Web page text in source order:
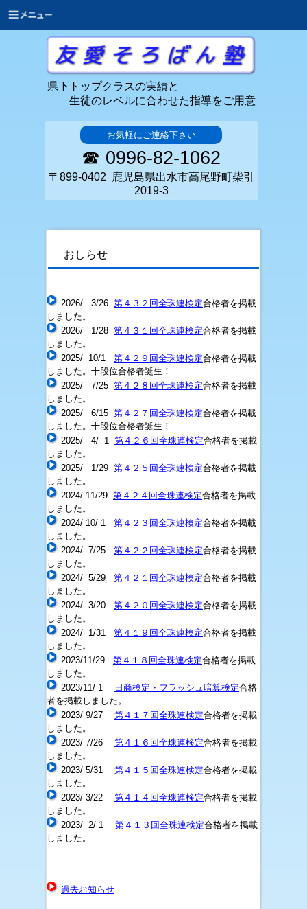
県下トップクラスの実績と
生徒のレベルに合わせた指導をご用意
お気軽にご連絡下さい
☎ 0996-82-1062
〒899-0402 鹿児島県出水市高尾野町柴引
2019-3
おしらせ
2026/ 3/26 第４３２回全珠連検定合格者を掲載
しました。
2026/ 1/28 第４３１回全珠連検定合格者を掲載
しました。
2025/ 10/1 第４２９回全珠連検定合格者を掲載
しました。十段位合格者誕生！
2025/ 7/25 第４２８回全珠連検定合格者を掲載
しました。
2025/ 6/15 第４２７回全珠連検定合格者を掲載
しました。十段位合格者誕生！
2025/ 4/ 1 第４２６回全珠連検定合格者を掲載
しました。
2025/ 1/29 第４２５回全珠連検定合格者を掲載
しました。
2024/ 11/29 第４２４回全珠連検定合格者を掲載
しました。
2024/ 10/ 1 第４２３回全珠連検定合格者を掲載
しました。
2024/ 7/25 第４２２回全珠連検定合格者を掲載
しました。
2024/ 5/29 第４２１回全珠連検定合格者を掲載
しました。
2024/ 3/20 第４２０回全珠連検定合格者を掲載
しました。
2024/ 1/31 第４１９回全珠連検定合格者を掲載
しました。
2023/11/29 第４１８回全珠連検定合格者を掲載
しました。
2023/11/ 1
日商検定・フラッシュ暗算検定合格
者を掲載しました。
2023/ 9/27 第４１７回全珠連検定合格者を掲載
しました。
2023/ 7/26 第４１６回全珠連検定合格者を掲載
しました。
2023/ 5/31 第４１５回全珠連検定合格者を掲載
しました。
2023/ 3/22 第４１４回全珠連検定合格者を掲載
しました。
2023/ 2/ 1 第４１３回全珠連検定合格者を掲載
しました。
過去お知らせ